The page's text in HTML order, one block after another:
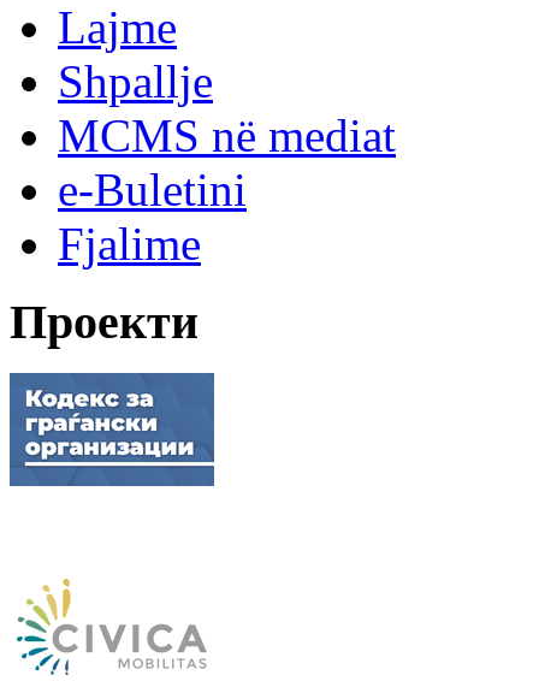
Lajme
Shpallje
MCMS në mediat
e-Buletini
Fjalime
Проекти